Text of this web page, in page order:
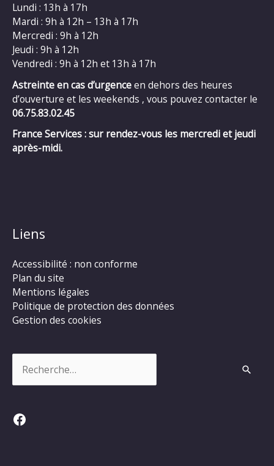
Lundi : 13h à 17h
Mardi : 9h à 12h – 13h à 17h
Mercredi : 9h à 12h
Jeudi : 9h à 12h
Vendredi : 9h à 12h et 13h à 17h
Astreinte en cas d’urgenceen dehors des heures
d’ouverture et les weekends , vous pouvez contacter le
06.75.83.02.45
France Services : sur rendez-vous les mercredi et jeudi
après-midi.
Liens
Accessibilité : non conforme
Plan du site
Mentions légales
Politique de protection des données
Gestion des cookies
Facebook